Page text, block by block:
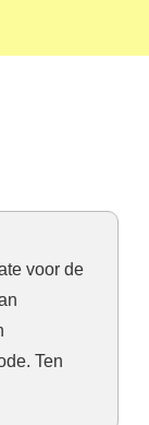
voor de
Ten